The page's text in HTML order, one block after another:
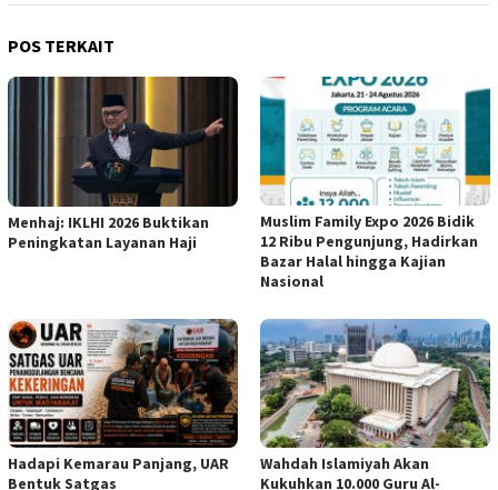
POS TERKAIT
Menhaj: IKLHI 2026 Buktikan
Peningkatan Layanan Haji
Muslim Family Expo 2026 Bidik
12 Ribu Pengunjung, Hadirkan
Bazar Halal hingga Kajian
Nasional
Hadapi Kemarau Panjang, UAR
Bentuk Satgas
Wahdah Islamiyah Akan
Kukuhkan 10.000 Guru Al-